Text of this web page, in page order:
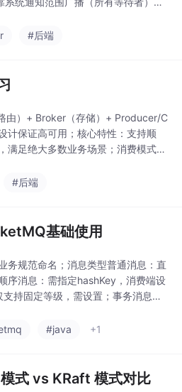
。临时顺序节点 + Watcher 监听前
#后端
由）+ Broker（存储）+ Producer/C
计保证高可用；核心特性：支持顺
满足绝大多数业务场景；消费模式：
、合理设置重试次数、监控消息堆
#后端
基础使用
务规范命名；消息类型普通消息：直
序消息：需指定hashKey，消费端设
持固定等级，需设置；事务消息：
Key 必设、消费幂等必做、重试次
#java +1
式 vs KRaft 模式对比